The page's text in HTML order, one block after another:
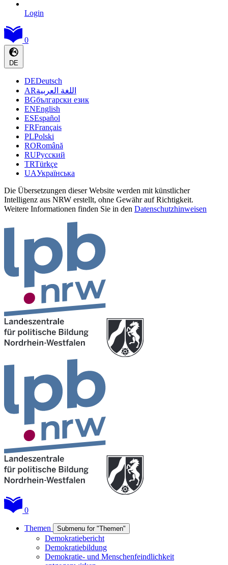
Login
0
DE
DEDeutsch
ARاللغة العربية
BGбългарски език
ENEnglish
ESEspañol
FRFrançais
PLPolski
RORomână
RUРусский
TRTürkçe
UAУкраїнська
Die Übersetzungen dieser Website werden mit künstlicher
Intelligenz aus NRW erstellt, ohne Gewähr auf Richtigkeit.
Weitere Informationen finden Sie in den Datenschutzhinweisen
0
Themen Submenu for "Themen"
Demokratiebericht
Demokratiebildung
Demokratie- und Menschenfeindlichkeit